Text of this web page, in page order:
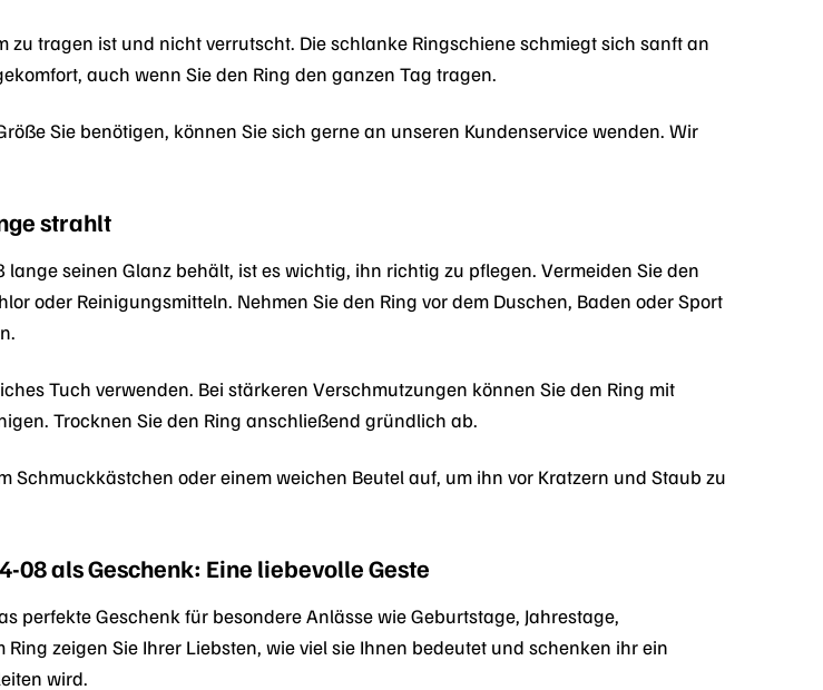
zu tragen ist und nicht verrutscht. Die schlanke Ringschiene schmiegt sich sanft an
auch wenn Sie den Ring den ganzen Tag tragen.
Sie benötigen, können Sie sich gerne an unseren Kundenservice wenden. Wir
strahlt
seinen Glanz behält, ist es wichtig, ihn richtig zu pflegen. Vermeiden Sie den
oder Reinigungsmitteln. Nehmen Sie den Ring vor dem Duschen, Baden oder Sport
Tuch verwenden. Bei stärkeren Verschmutzungen können Sie den Ring mit
Trocknen Sie den Ring anschließend gründlich ab.
Schmuckkästchen oder einem weichen Beutel auf, um ihn vor Kratzern und Staub zu
08 als Geschenk: Eine liebevolle Geste
perfekte Geschenk für besondere Anlässe wie Geburtstage, Jahrestage,
zeigen Sie Ihrer Liebsten, wie viel sie Ihnen bedeutet und schenken ihr ein
wird.